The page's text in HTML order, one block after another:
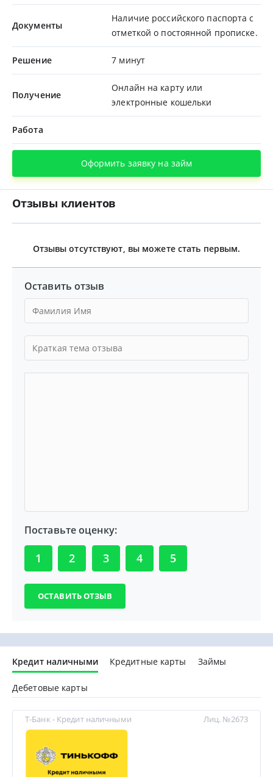
Документы
Наличие российского паспорта с
отметкой о постоянной прописке.
Решение 7 минут
Получение
Онлайн на карту или
электронные кошельки
Работа
Оформить заявку на займ
Отзывы клиентов
Отзывы отсутствуют, вы можете стать первым.
Оставить отзыв
Поставьте оценку:
1 2 3 4 5
Кредит наличными Кредитные карты Займы
Дебетовые карты
Т-Банк - Кредит наличными Лиц. №2673